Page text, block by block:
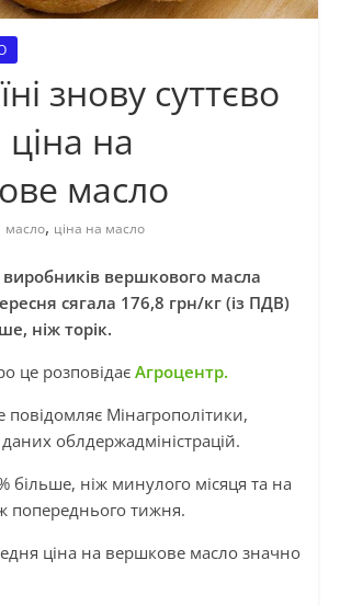
знову суттєво
на
масло
масло, ціна на масло
вершкового масла
сягала 176,8 грн/кг (із ПДВ)
ніж торік.
це розповідає Агроцентр.
повідомляє Мінагрополітики,
облдержадміністрацій.
більше, ніж минулого місяця та на
попереднього тижня.
ціна на вершкове масло значно